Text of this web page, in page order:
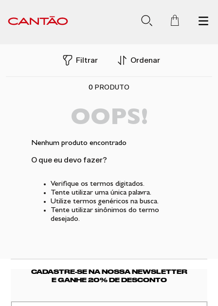
Filtrar Ordenar
0 PRODUTO
OOPS!
Nenhum produto encontrado
O que eu devo fazer?
Verifique os termos digitados.
Tente utilizar uma única palavra.
Utilize termos genéricos na busca.
Tente utilizar sinônimos do termo
desejado.
CADASTRE-SE NA NOSSA NEWSLETTER
E GANHE 20% DE DESCONTO